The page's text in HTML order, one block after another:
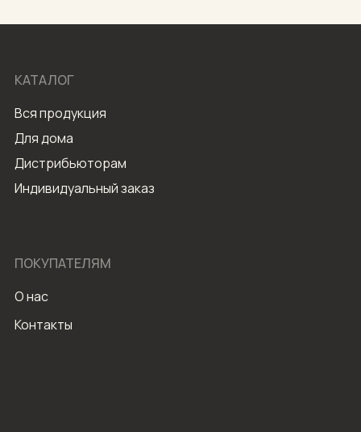
Вся продукция
О нас
Индивидуальный заказ
Дистрибьюторам
Для дома
КАТАЛОГ
ПОКУПАТЕЛЯМ
Контакты